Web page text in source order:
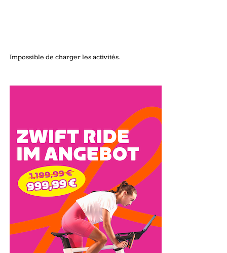
Impossible de charger les activités.